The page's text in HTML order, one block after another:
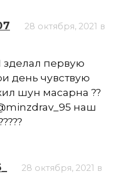
28 октября, 2021 в
первую
день чувствую
шун масарна ??
наш
28 октября, 2021 в